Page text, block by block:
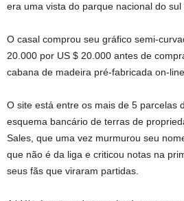
era uma vista do parque nacional do sul
O casal comprou seu gráfico semi-
20.000 por US $ 20.000 antes de
cabana de madeira pré-fabricada on-
O site está entre os mais de 5 parcelas
esquema bancário de terras de
Sales, que uma vez murmurou seu
que não é da liga e criticou notas na
seus fãs que viraram partidas.